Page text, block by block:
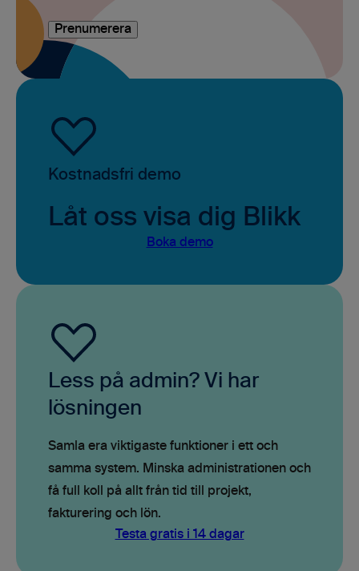
Kostnadsfri demo
Låt oss visa dig Blikk
Boka demo
Less på admin? Vi har
lösningen
Samla era viktigaste funktioner i ett och
samma system. Minska administrationen och
få full koll på allt från tid till projekt,
fakturering och lön.
Testa gratis i 14 dagar